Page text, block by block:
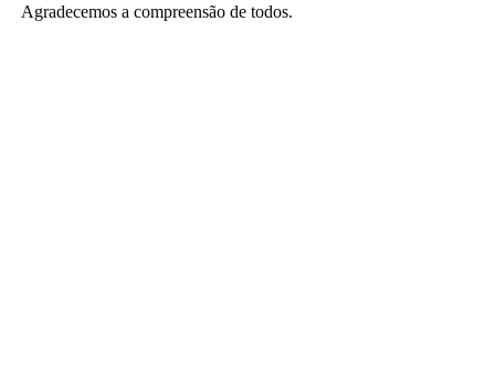
Agradecemos a compreensão de todos.